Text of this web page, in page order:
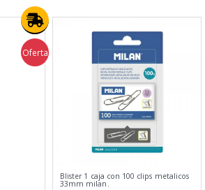
Oferta
Blister 1 caja con 100 clips metalicos
33mm milan.